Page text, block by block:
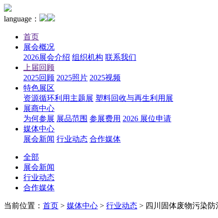
language：
首页
展会概况
2026展会介绍 组织机构 联系我们
上届回顾
2025回顾 2025照片 2025视频
特色展区
资源循环利用主题展 塑料回收与再生利用展
展商中心
为何参展 展品范围 参展费用 2026 展位申请
媒体中心
展会新闻 行业动态 合作媒体
全部
展会新闻
行业动态
合作媒体
当前位置： 首页 > 媒体中心 > 行业动态 > 四川固体废物污染